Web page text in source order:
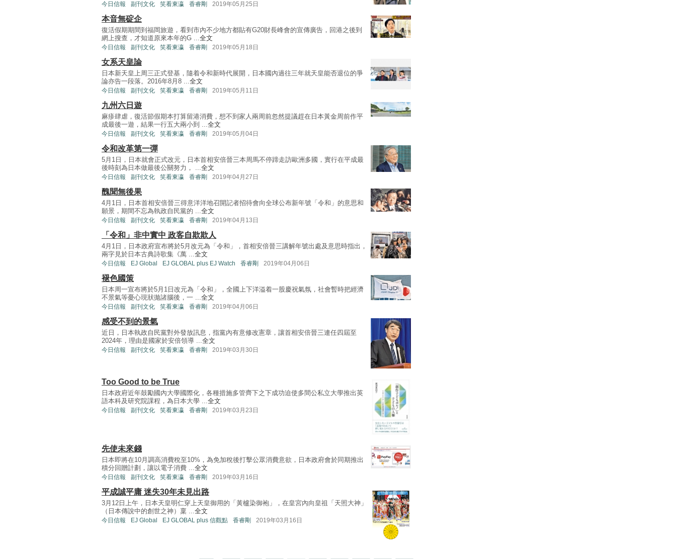
今日信報 副刊文化 笑看東瀛 香睿剛 2019年05月25日
本音無碇企
復活假期期間到福岡旅遊，看到市內不少地方都貼有G20財長峰會的宣傳廣告，回港之後到
網上搜查，才知道原來本年的G ...全文
今日信報 副刊文化 笑看東瀛 香睿剛 2019年05月18日
女系天皇論
日本新天皇上周三正式登基，隨着令和新時代展開，日本國內過往三年就天皇能否退位的爭
論亦告一段落。2016年8月8 ...全文
今日信報 副刊文化 笑看東瀛 香睿剛 2019年05月11日
九州六日遊
麻疹肆虐，復活節假期本打算留港消費，想不到家人兩周前忽然提議趕在日本黃金周前作平
成最後一遊，結果一行五大兩小到 ...全文
今日信報 副刊文化 笑看東瀛 香睿剛 2019年05月04日
令和改革第一彈
5月1日，日本就會正式改元，日本首相安倍晉三本周馬不停蹄走訪歐洲多國，實行在平成最
後時刻為日本做最後公關努力， ...全文
今日信報 副刊文化 笑看東瀛 香睿剛 2019年04月27日
醜聞無後果
4月1日，日本首相安倍晉三得意洋洋地召開記者招待會向全球公布新年號「令和」的意思和
願景，期間不忘為執政自民黨的 ...全文
今日信報 副刊文化 笑看東瀛 香睿剛 2019年04月13日
「令和」非中實中 政客自欺欺人
4月1日，日本政府宣布將於5月改元為「令和」，首相安倍晉三講解年號出處及意思時指出，
兩字見於日本古典詩歌集《萬 ...全文
今日信報 EJ Global EJ GLOBAL plus EJ Watch 香睿剛 2019年04月06日
褪色國策
日本周一宣布將於5月1日改元為「令和」，全國上下洋溢着一股慶祝氣氛，社會暫時把經濟
不景氣等憂心現狀拋諸腦後，一 ...全文
今日信報 副刊文化 笑看東瀛 香睿剛 2019年04月06日
感受不到的景氣
近日，日本執政自民黨對外發放訊息，指黨內有意修改憲章，讓首相安倍晉三連任四屆至
2024年，理由是國家於安倍領導 ...全文
今日信報 副刊文化 笑看東瀛 香睿剛 2019年03月30日
Too Good to be True
日本政府近年鼓勵國內大學國際化，各種措施多管齊下之下成功迫使多間公私立大學推出英
語本科及研究院課程，為日本大學 ...全文
今日信報 副刊文化 笑看東瀛 香睿剛 2019年03月23日
先使未來錢
日本即將在10月調高消費稅至10%，為免加稅後打擊公眾消費意欲，日本政府會於同期推出
積分回贈計劃，讓以電子消費 ...全文
今日信報 副刊文化 笑看東瀛 香睿剛 2019年03月16日
平成誠平庸 迷失30年未見出路
3月12日上午，日本天皇明仁穿上天皇御用的「黃櫨染御袍」，在皇宮內向皇祖「天照大神」
（日本傳說中的創世之神）稟 ...全文
今日信報 EJ Global EJ GLOBAL plus 信觀點 香睿剛 2019年03月16日